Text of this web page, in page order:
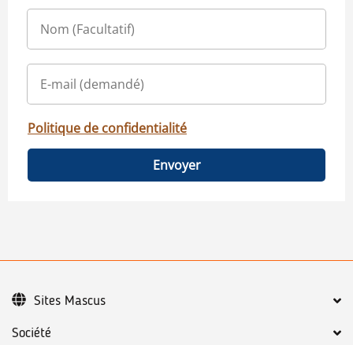
Politique de confidentialité
Envoyer
Société
Sites Mascus